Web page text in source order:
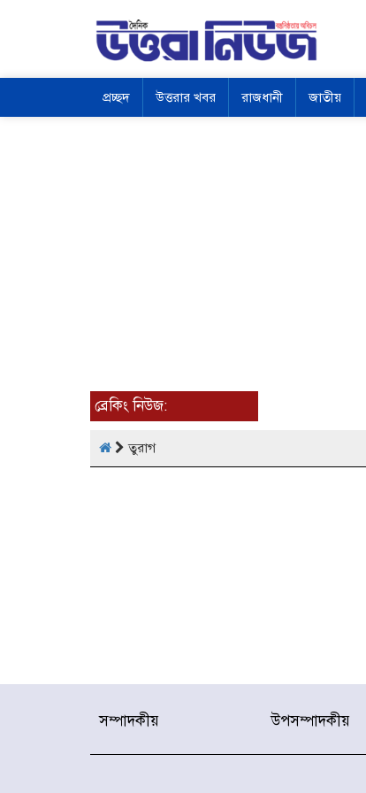
প্রচ্ছদ উত্তরার খবর রাজধানী জাতীয়
ব্রেকিং নিউজ:
তুরাগ
সম্পাদকীয় উপসম্পাদকীয়